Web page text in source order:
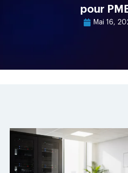
pour
Mai 16,